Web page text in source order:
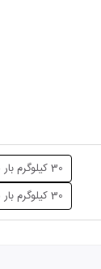
30 کیلوگرم بار مجاز
30 کیلوگرم بار مجاز